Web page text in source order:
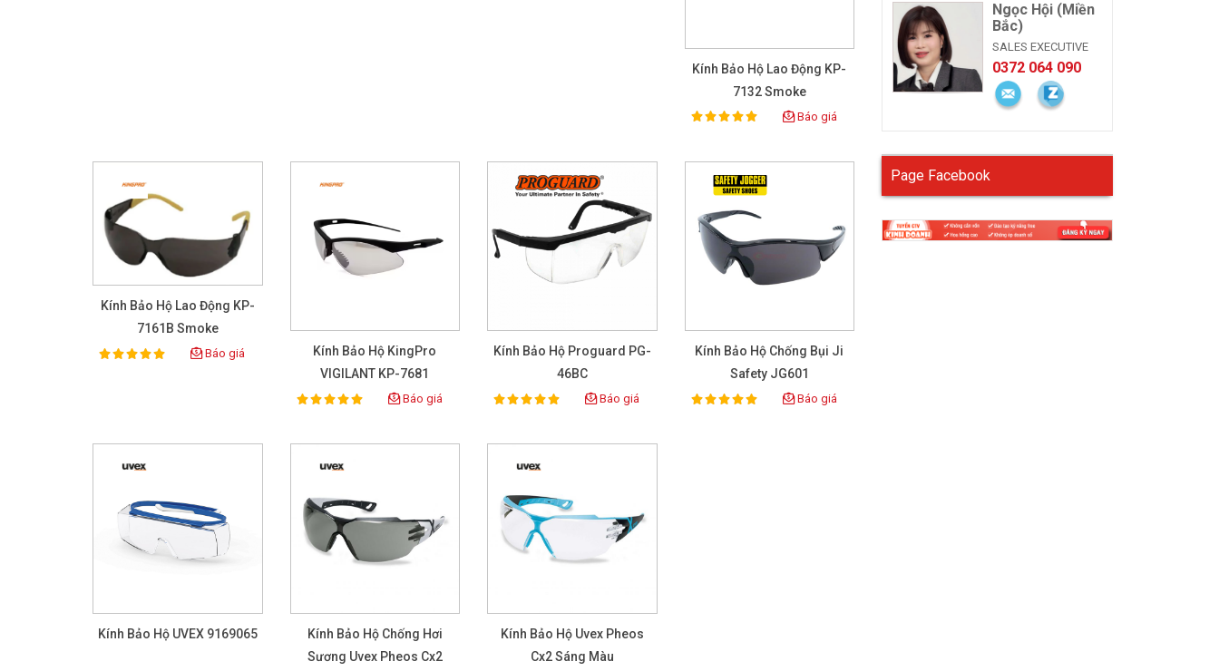
Kính Bảo Hộ Lao Động KP-
7132 Smoke
Rating:
100% Báo giá
Kính Bảo Hộ Lao Động KP-
7161B Smoke
Rating:
100% Báo giá
Kính Bảo Hộ KingPro
VIGILANT KP-7681
Rating:
100% Báo giá
Kính Bảo Hộ Proguard PG-
46BC
Rating:
100% Báo giá
Kính Bảo Hộ Chống Bụi Ji
Safety JG601
Rating:
100% Báo giá
Kính Bảo Hộ UVEX 9169065
Kính Bảo Hộ Chống Hơi
Sương Uvex Pheos Cx2
Kính Bảo Hộ Uvex Pheos
Cx2 Sáng Màu
Ngọc Hội (Miền
Bắc)
SALES EXECUTIVE
0372 064 090
Page Facebook